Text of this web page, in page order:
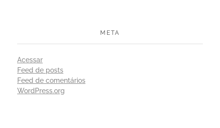
META
Acessar
Feed de posts
Feed de comentários
WordPress.org